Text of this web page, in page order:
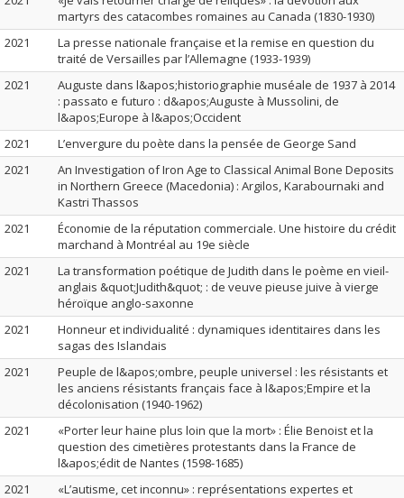
martyrs des catacombes romaines au Canada (1830-1930)
2021
La presse nationale française et la remise en question du
traité de Versailles par l’Allemagne (1933-1939)
2021
Auguste dans l&apos;historiographie muséale de 1937 à 2014
: passato e futuro : d&apos;Auguste à Mussolini, de
l&apos;Europe à l&apos;Occident
2021
L’envergure du poète dans la pensée de George Sand
2021
An Investigation of Iron Age to Classical Animal Bone Deposits
in Northern Greece (Macedonia) : Argilos, Karabournaki and
Kastri Thassos
2021
Économie de la réputation commerciale. Une histoire du crédit
marchand à Montréal au 19e siècle
2021
La transformation poétique de Judith dans le poème en vieil-
anglais &quot;Judith&quot; : de veuve pieuse juive à vierge
héroïque anglo-saxonne
2021
Honneur et individualité : dynamiques identitaires dans les
sagas des Islandais
2021
Peuple de l&apos;ombre, peuple universel : les résistants et
les anciens résistants français face à l&apos;Empire et la
décolonisation (1940-1962)
2021
«Porter leur haine plus loin que la mort» : Élie Benoist et la
question des cimetières protestants dans la France de
l&apos;édit de Nantes (1598-1685)
2021
«L’autisme, cet inconnu» : représentations expertes et